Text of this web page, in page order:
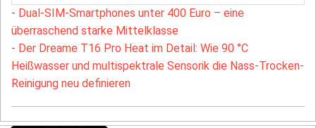
- Dual-SIM-Smartphones unter 400 Euro – eine
überraschend starke Mittelklasse
- Der Dreame T16 Pro Heat im Detail: Wie 90 °C
Heißwasser und multispektrale Sensorik die Nass-Trocken-
Reinigung neu definieren